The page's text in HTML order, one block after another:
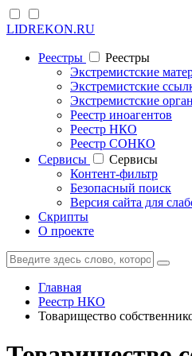
LIDREKON.RU
Реестры
Реестры
Экстремистские
Экстремистские
Экстремистские
Реестр иноагентов
Реестр НКО
Реестр СОНКО
Cервисы
Cервисы
Контент-фильтр
Безопасный поиск
Версия сайта для
Скрипты
О проекте
Главная
Реестр НКО
Товарищество